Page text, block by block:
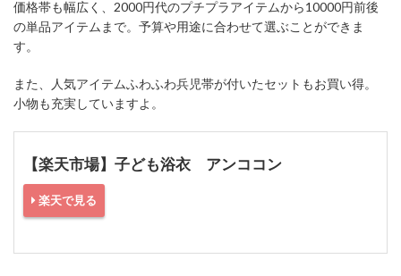
価格帯も幅広く、2000円代のプチプラアイテムから10000円前後
の単品アイテムまで。予算や用途に合わせて選ぶことができま
す。
また、人気アイテムふわふわ兵児帯が付いたセットもお買い得。
小物も充実していますよ。
【楽天市場】子ども浴衣 アンココン
楽天で見る